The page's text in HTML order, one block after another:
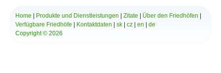
Home Produkte und Dienstleistungen Zitate Über den Friedhöfen
Verfügbare Friedhöfe
Kontaktdaten sk cz en
de
Copyright © 2026